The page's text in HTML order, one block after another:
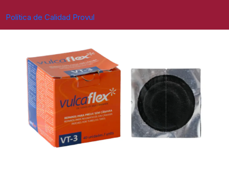
Política de Calidad Provul